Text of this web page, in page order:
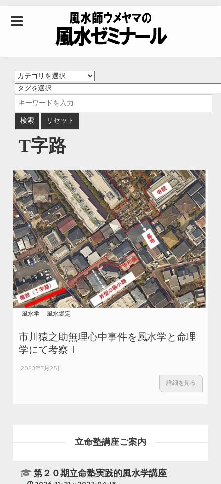
風水師ウメヤマの風
水ゼミナール｜風水
学・四柱推命学・易
学を合わせた立命講
座
T字路
風水学 風水鑑定
市川猿之助無理心中事件を風水学と命理
学にて考察Ⅰ
2023年7月25日
詳細を見る
立命塾講座ご案内
第２０期立命塾実践的風水学講座